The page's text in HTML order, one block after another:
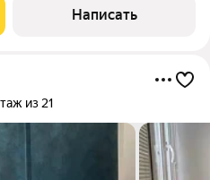
сантехника и радиаторы,
Написать
из 21